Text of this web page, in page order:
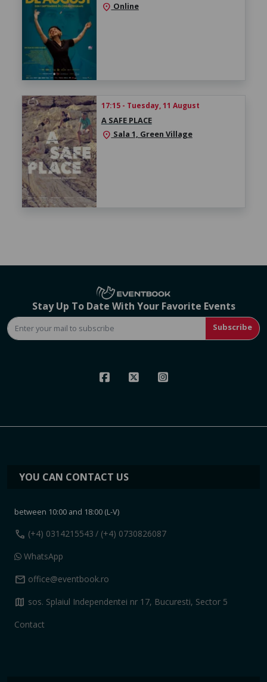
location_on Online
17:15 - Tuesday, 11 August
A SAFE PLACE
location_on Sala 1, Green Village
Stay Up To Date With Your Favorite Events
Subscribe
YOU CAN CONTACT US
between 10:00 and 18:00 (L-V)
call (+4) 0314215543 / (+4) 0730826087
WhatsApp
mail office@eventbook.ro
map sos. Splaiul Independentei nr 17, Bucuresti, Sector 5
Contact